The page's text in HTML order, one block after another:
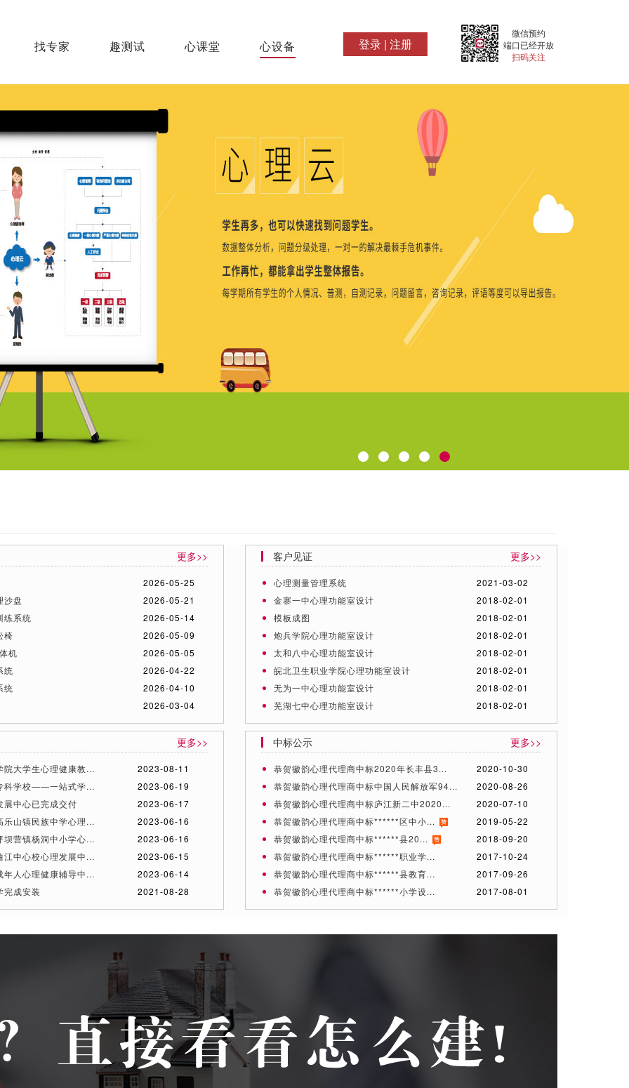
找专家 趣测试 心课堂 心设备 登录 | 注册
微信预约
端口已经开放
扫码关注
更多>>
2026-05-25
沙盘
2026-05-21
练系统
2026-05-14
椅
2026-05-09
机
2026-05-05
统
2026-04-22
统
2026-04-10
2026-03-04
客户见证 更多>>
心理测量管理系统
2021-03-02
金寨一中心理功能室设计
2018-02-01
模板成图
2018-02-01
炮兵学院心理功能室设计
2018-02-01
太和八中心理功能室设计
2018-02-01
皖北卫生职业学院心理功能室设计
2018-02-01
无为一中心理功能室设计
2018-02-01
芜湖七中心理功能室设计
2018-02-01
更多>>
院大学生心理健康教...
2023-08-11
科学校——一站式学...
2023-06-19
展中心已完成交付
2023-06-17
乐山镇民族中学心理...
2023-06-16
坝营镇杨洞中小学心...
2023-06-16
江中心校心理发展中...
2023-06-15
年人心理健康辅导中...
2023-06-14
完成安装
2021-08-28
中标公示 更多>>
恭贺徽韵心理代理商中标2020年长丰县3...
2020-10-30
恭贺徽韵心理代理商中标中国人民解放军94...
2020-08-26
恭贺徽韵心理代理商中标庐江新二中2020...
2020-07-10
恭贺徽韵心理代理商中标******区中小...
2019-05-22
恭贺徽韵心理代理商中标******县20...
2018-09-20
恭贺徽韵心理代理商中标******职业学...
2017-10-24
恭贺徽韵心理代理商中标******县教育...
2017-09-26
恭贺徽韵心理代理商中标******小学设...
2017-08-01